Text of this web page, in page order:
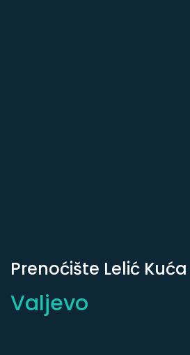
Prenoćište Lelić Kuća
Valjevo